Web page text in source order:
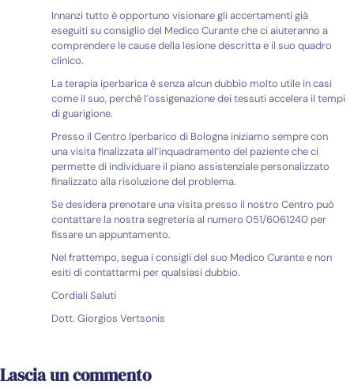
Innanzi tutto è opportuno visionare gli accertamenti già
eseguiti su consiglio del Medico Curante che ci aiuteranno a
comprendere le cause della lesione descritta e il suo quadro
clinico.
La terapia iperbarica è senza alcun dubbio molto utile in casi
come il suo, perché l’ossigenazione dei tessuti accelera il tempi
di guarigione.
Presso il Centro Iperbarico di Bologna iniziamo sempre con
una visita finalizzata all’inquadramento del paziente che ci
permette di individuare il piano assistenziale personalizzato
finalizzato alla risoluzione del problema.
Se desidera prenotare una visita presso il nostro Centro può
contattare la nostra segreteria al numero 051/6061240 per
fissare un appuntamento.
Nel frattempo, segua i consigli del suo Medico Curante e non
esiti di contattarmi per qualsiasi dubbio.
Cordiali Saluti
Dott. Giorgios Vertsonis
Lascia un commento